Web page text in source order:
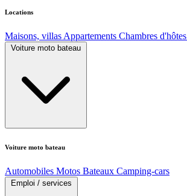
Locations
Maisons, villas Appartements Chambres d'hôtes
Voiture moto bateau
Voiture moto bateau
Automobiles Motos Bateaux Camping-cars
Emploi / services